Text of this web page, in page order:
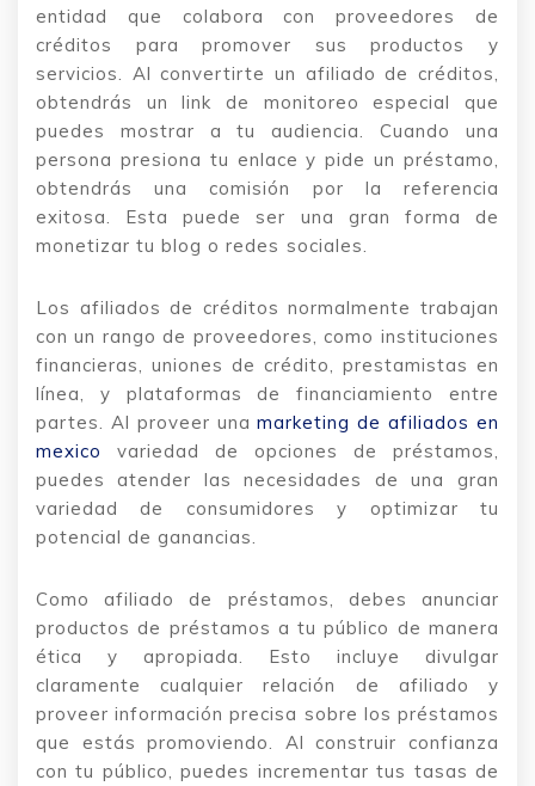
entidad que colabora con proveedores de
créditos para promover sus productos y
servicios. Al convertirte un afiliado de créditos,
obtendrás un link de monitoreo especial que
puedes mostrar a tu audiencia. Cuando una
persona presiona tu enlace y pide un préstamo,
obtendrás una comisión por la referencia
exitosa. Esta puede ser una gran forma de
monetizar tu blog o redes sociales.
Los afiliados de créditos normalmente trabajan
con un rango de proveedores, como instituciones
financieras, uniones de crédito, prestamistas en
línea, y plataformas de financiamiento entre
partes. Al proveer unamarketing de afiliados en
mexico
variedad de opciones de préstamos,
puedes atender las necesidades de una gran
variedad de consumidores y optimizar tu
potencial de ganancias.
Como afiliado de préstamos, debes anunciar
productos de préstamos a tu público de manera
ética y apropiada. Esto incluye divulgar
claramente cualquier relación de afiliado y
proveer información precisa sobre los préstamos
que estás promoviendo. Al construir confianza
con tu público, puedes incrementar tus tasas de